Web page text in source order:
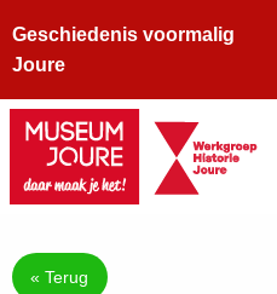
Geschiedenis voormalig
Joure
« Terug